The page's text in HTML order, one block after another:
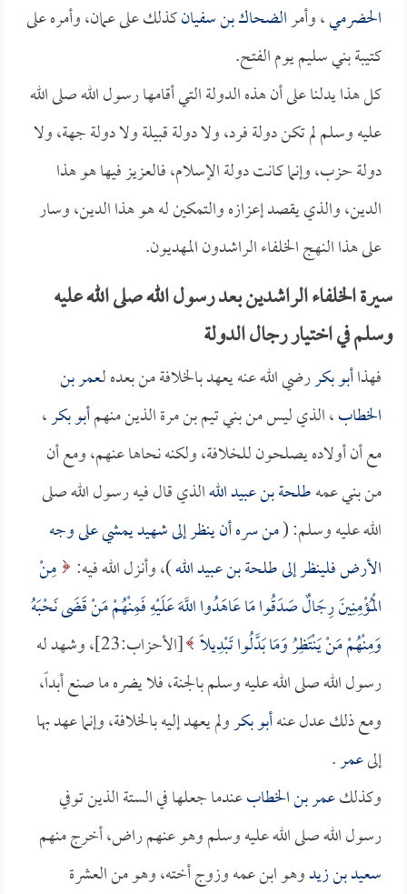
الحضرمي، وأمرالضحاك بن سفيانكذلك على عمان، وأمره على
كتيبة بني سليم يوم الفتح.
كل هذا يدلنا على أن هذه الدولة التي أقامها رسول الله صلى الله
عليه وسلم لم تكن دولة فرد، ولا دولة قبيلة ولا دولة جهة، ولا
دولة حزب، وإنما كانت دولة الإسلام، فالعزيز فيها هو هذا
الدين، والذي يقصد إعزازه والتمكين له هو هذا الدين، وسار
على هذا النهج الخلفاء الراشدون المهديون.
سيرة الخلفاء الراشدين بعد رسول الله صلى الله عليه
وسلم في اختيار رجال الدولة
فهذاأبو بكررضي الله عنه يعهد بالخلافة من بعده لـعمر بن
الخطاب، الذي ليس من بني تيم بن مرة الذين منهمأبو بكر،
مع أن أولاده يصلحون للخلافة، ولكنه نحاها عنهم، ومع أن
من بني عمهطلحة بن عبيد اللهالذي قال فيه رسول الله صلى
الله عليه وسلم: (من سره أن ينظر إلى شهيد يمشي على وجه
الأرض فلينظر إلىطلحة بن عبيد الله)، وأنزل الله فيه: مِنْ
الْمُؤْمِنِينَ رِجَالٌ صَدَقُوا مَا عَاهَدُوا اللَّهَ عَلَيْهِ فَمِنْهُمْ مَنْ قَضَى نَحْبَهُ
وَمِنْهُمْ مَنْ يَنْتَظِرُ وَمَا بَدَّلُوا تَبْدِيلاً
[الأحزاب:23]، وشهد له
رسول الله صلى الله عليه وسلم بالجنة، فلا يضره ما صنع أبداً،
ومع ذلك عدل عنهأبو بكرولم يعهد إليه بالخلافة، وإنما عهد بها
إلىعمر.
وكذلكعمر بن الخطابعندما جعلها في الستة الذين توفي
رسول الله صلى الله عليه وسلم وهو عنهم راض، أخرج منهم
سعيد بن زيدوهو ابن عمه وزوج أخته، وهو من العشرة